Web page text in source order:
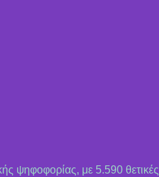
ψηφοφορίας, με 5.590 θετικές